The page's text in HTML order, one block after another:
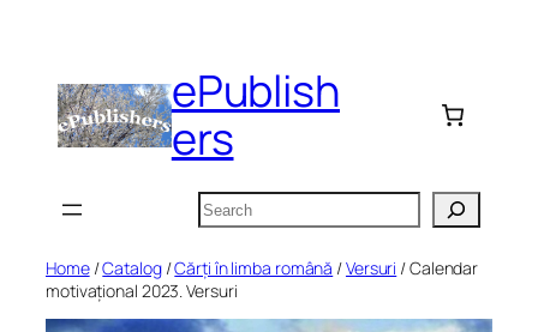
content
ePublish
ers
Search
Home/Catalog/Cărți în limba română /Versuri / Calendar
motivațional 2023. Versuri